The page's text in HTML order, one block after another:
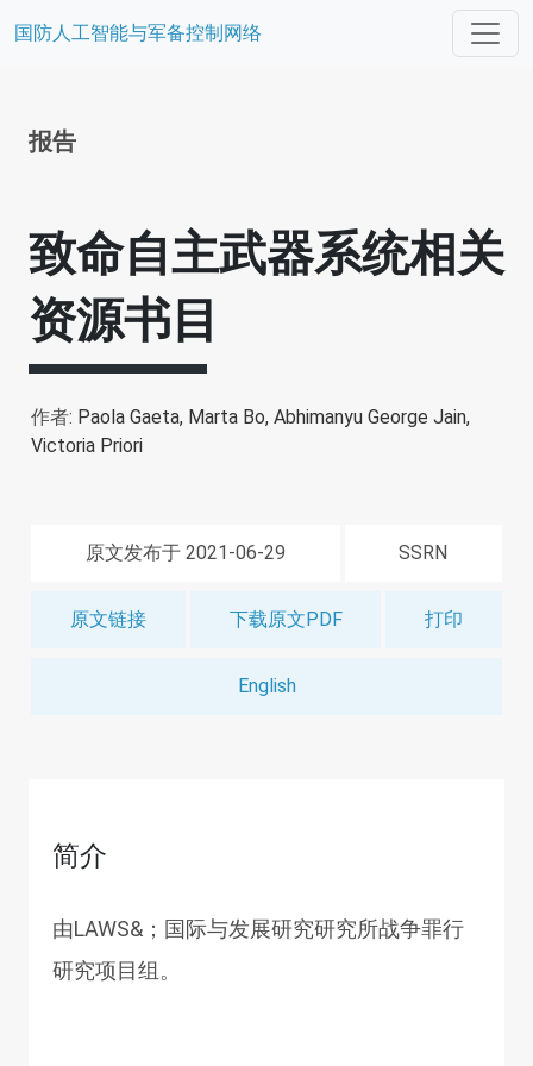
国防人工智能与军备控制网络
报告
致命自主武器系统相关
资源书目
作者: Paola Gaeta, Marta Bo, Abhimanyu George Jain,
Victoria Priori
原文发布于 2021-06-29 SSRN
原文链接 下载原文PDF 打印
English
简介
由LAWS&；国际与发展研究研究所战争罪行
研究项目组。